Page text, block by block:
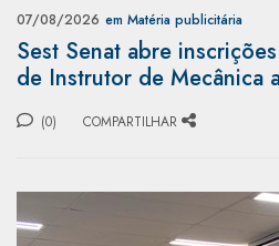
07/08/2026 em Matéria publicitária
Sest Senat abre
de Instrutor de Mecânica
(0) COMPARTILHAR